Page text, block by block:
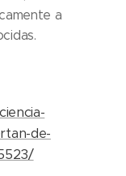
a
de-